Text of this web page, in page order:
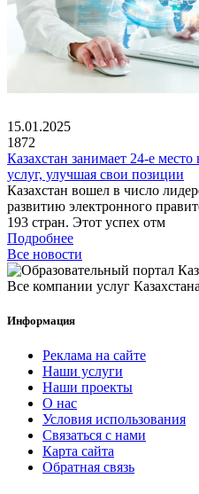
15.01.2025
1872
Казахстан занимает 24-е
услуг, улучшая свои позиции
Казахстан вошел в число
развитию электронного
193 стран. Этот успех отм
Подробнее
Все новости
Все компании услуг Казахстана
Информация
Реклама на сайте
Наши услуги
Наши проекты
О нас
Условия использования
Связаться с нами
Карта сайта
Обратная связь